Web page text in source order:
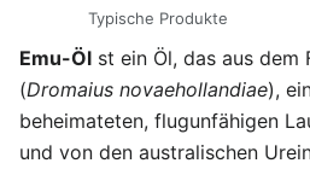
Typische Produkte
Emu-Öl st ein Öl, das aus dem
(Dromaius novaehollandiae),
beheimateten, flugunfähigen
und von den australischen